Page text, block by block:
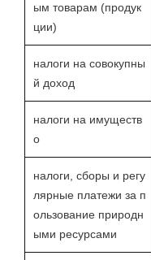
ым товарам (продук
ции)
налоги на совокупны
й доход
налоги на имуществ
о
налоги, сборы и регу
лярные платежи за п
ользование природн
ыми ресурсами